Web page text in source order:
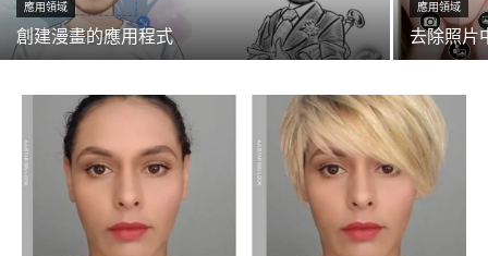
應用領域
創建漫畫的應用程式
應用領域
去除照片